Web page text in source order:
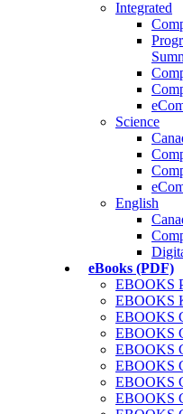
Integrated
Science
English
eBooks (PDF)
EBOOKS
EBOOKS
EBOOKS
EBOOKS
EBOOKS
EBOOKS
EBOOKS
EBOOKS